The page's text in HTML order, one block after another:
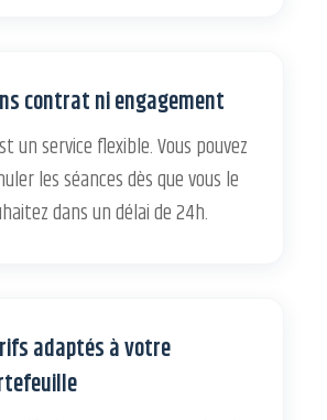
contrat ni engagement
un service flexible. Vous pouvez
les séances dès que vous le
dans un délai de 24h.
adaptés à votre